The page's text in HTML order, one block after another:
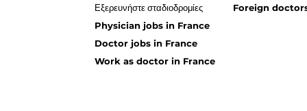
Εξερευνήστε σταδιοδρομίες
Physician jobs in France
Doctor jobs in France
Work as doctor in France
Foreign